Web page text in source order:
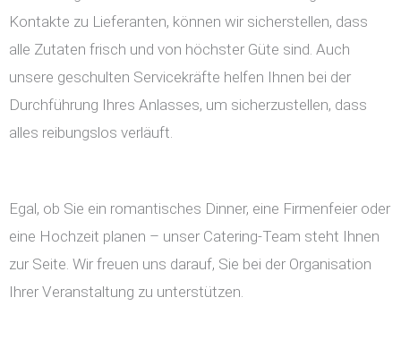
Kontakte zu Lieferanten, können wir sicherstellen, dass
alle Zutaten frisch und von höchster Güte sind. Auch
unsere geschulten Servicekräfte helfen Ihnen bei der
Durchführung Ihres Anlasses, um sicherzustellen, dass
alles reibungslos verläuft.
Egal, ob Sie ein romantisches Dinner, eine Firmenfeier oder
eine Hochzeit planen – unser Catering-Team steht Ihnen
zur Seite. Wir freuen uns darauf, Sie bei der Organisation
Ihrer Veranstaltung zu unterstützen.